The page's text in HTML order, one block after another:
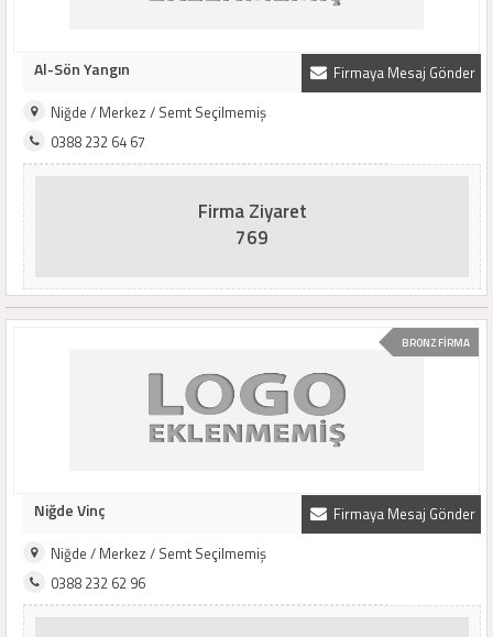
Firmaya Mesaj Gönder
Al-Sön Yangın
Niğde / Merkez / Semt Seçilmemiş
0388 232 64 67
Firma Ziyaret
769
BRONZ FİRMA
Firmaya Mesaj Gönder
Niğde Vinç
Niğde / Merkez / Semt Seçilmemiş
0388 232 62 96